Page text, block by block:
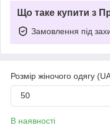
Що таке купити з
Замовлення під
Розмір жіночого одягу
50
В наявності